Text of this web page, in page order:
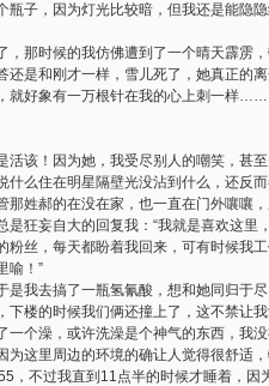
子，因为灯光比较暗，但我还是能隐
时候的我仿佛遭到了一个晴天霹雳，
是和刚才一样，雪儿死了，她真正的
就好象有一万根针在我的心上刺一样……
该！因为她，我受尽别人的嘲笑，甚
么住在明星隔壁光没沾到什么，还反
姓郝的在没在家，也一直在门外嚷嚷
狂妄自大的回复我：“我就是喜欢这里
丝，每天都盼着我回来，可有时候我
喻！”
我去搞了一瓶氢氰酸，想和她同归于
楼的时候我们俩还撞上了，这不禁让
个澡，或许洗澡是个神气的东西，我
这里周边的环境的确让人觉得很舒适
，不过我直到11点半的时候才睡着，